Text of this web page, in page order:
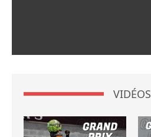
VIDÉOS